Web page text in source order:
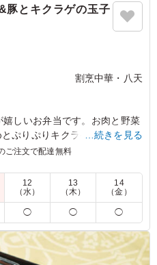
豚とキクラゲの玉子
割烹中華・八天
しいお弁当です。お肉と野菜
ぷりぷりキクラゲが楽しめる
。
」と「坦々ご飯」からお選び
り選択してください。
の担々ごはんがちょうど合
…続きを見る
ご注文で配達無料
12
（水）
13
（木）
14
（金）
◯ ◯ ◯